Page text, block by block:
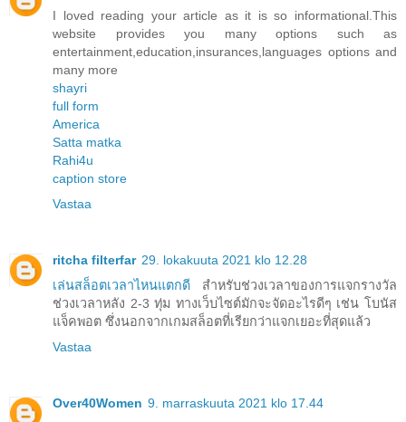
I loved reading your article as it is so informational.This
website provides you many options such as
entertainment,education,insurances,languages options and
many more
shayri
full form
America
Satta matka
Rahi4u
caption store
Vastaa
ritcha filterfar 29. lokakuuta 2021 klo 12.28
เล่นสล็อตเวลาไหนแตกดี สำหรับช่วงเวลาของการแจกรางวัล
ช่วงเวลาหลัง 2-3 ทุ่ม ทางเว็บไซต์มักจะจัดอะไรดีๆ เช่น โบนัส
แจ็คพอต ซึ่งนอกจากเกมสล็อตที่เรียกว่าแจกเยอะที่สุดแล้ว
Vastaa
Over40Women 9. marraskuuta 2021 klo 17.44